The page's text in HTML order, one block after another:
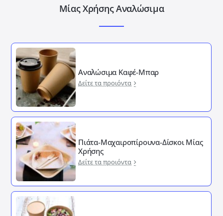
Μίας Χρήσης Αναλώσιμα
Αναλώσιμα Καφέ-Μπαρ
Δείτε τα προιόντα
Πιάτα-Μαχαιροπίρουνα-Δίσκοι Μίας
Χρήσης
Δείτε τα προιόντα